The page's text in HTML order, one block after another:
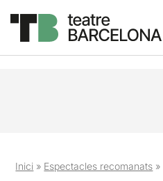
Inici » Espectacles recomanats »